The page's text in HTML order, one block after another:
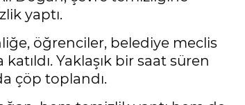
yaptı.
öğrenciler, belediye meclis
Yaklaşık bir saat süren
çöp toplandı.